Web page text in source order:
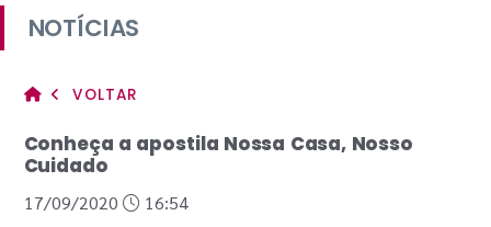
NOTÍCIAS
VOLTAR
Conheça a apostila Nossa Casa, Nosso
Cuidado
17/09/2020
16:54